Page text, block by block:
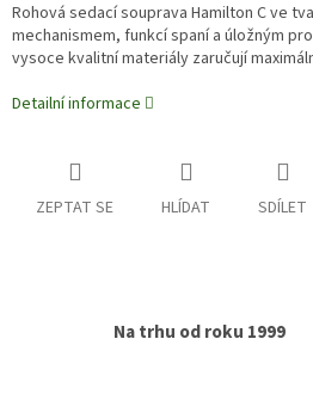
Rohová sedací souprava Hamilton C ve
mechanismem, funkcí spaní a úložným
vysoce kvalitní materiály zaručují
Detailní informace
ZEPTAT SE HLÍDAT SDÍLET
Na trhu od roku 1999